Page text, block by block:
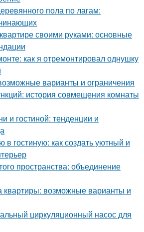
пола по лагам:
своими руками: основные
как я отремонтировал однушку
варианты и ограничения
история совмещения комнаты
и гостиной: тенденции и
в гостиную: как создать уютный и
пространства: объединение
квартиры: возможные варианты и
циркуляционный насос для